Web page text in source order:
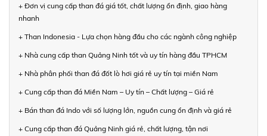
+ Đơn vị cung cấp than đá giá tốt, chất lượng ổn định, giao hàng
nhanh
+ Than Indonesia - Lựa chọn hàng đầu cho các ngành công nghiệp
+ Nhà cung cấp than Quảng Ninh tốt và uy tín hàng đầu TPHCM
+ Nhà phân phối than đá đốt lò hơi giá rẻ uy tín tại miền Nam
+ Cung cấp than đá Miền Nam – Uy tín – Chất lượng – Giá rẻ
+ Bán than đá Indo với số lượng lớn, nguồn cung ổn định và giá rẻ
+ Cung cấp than đá Quảng Ninh giá rẻ, chất lượng, tận nơi